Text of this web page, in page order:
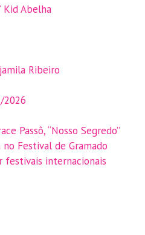
Kid Abelha
Ribeiro
2026
Passô, “Nosso Segredo”
Festival de Gramado
festivais internacionais